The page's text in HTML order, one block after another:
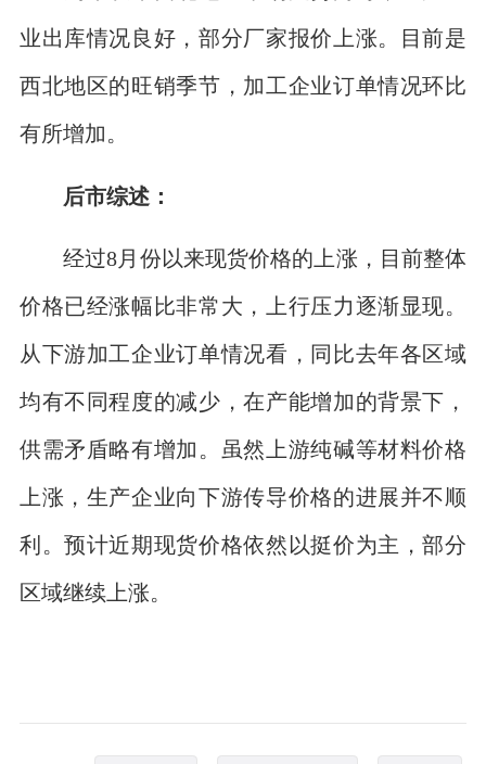
业出库情况良好，部分厂家报价上涨。目前是
西北地区的旺销季节，加工企业订单情况环比
有所增加。
后市综述：
经过8月份以来现货价格的上涨，目前整体
价格已经涨幅比非常大，上行压力逐渐显现。
从下游加工企业订单情况看，同比去年各区域
均有不同程度的减少，在产能增加的背景下，
供需矛盾略有增加。虽然上游纯碱等材料价格
上涨，生产企业向下游传导价格的进展并不顺
利。预计近期现货价格依然以挺价为主，部分
区域继续上涨。